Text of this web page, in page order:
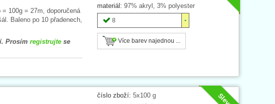
materiál: 97% akryl, 3% polyester
8
Více barev najednou ...
100g = 27m, doporučená
Baleno po 10 přadenech,
Prosím registrujtese
Sleva
číslo zboží: 5x100 g